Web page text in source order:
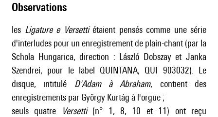
observations
les Ligature e Versettiétaient pensés comme une série
d'interludes pour un enregistrement de plain-chant (par la
Schola Hungarica, direction : László Dobszay et Janka
Szendrei, pour le label QUINTANA, QUI 903032). Le
disque, intitulé D'Adam à Abraham, contient des
enregistrements par György Kurtág à l'orgue ;
seuls quatre
Versetti (n° 1, 8, 10 et 11) ont reçu